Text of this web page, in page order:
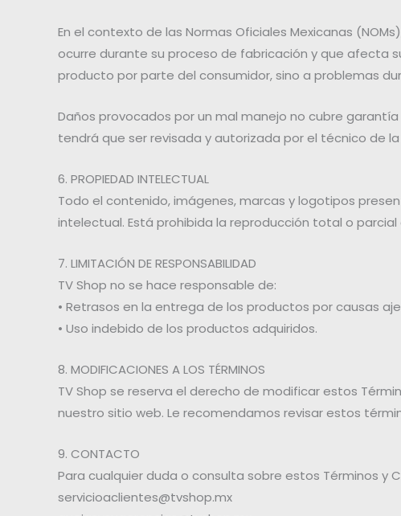
En el contexto de las Normas Oficiales Mexicanas
ocurre durante su proceso de fabricación y que afecta
producto por parte del consumidor, sino a problemas
Daños provocados por un mal manejo no cubre
tendrá que ser revisada y autorizada por el técnico de
6. PROPIEDAD INTELECTUAL
Todo el contenido, imágenes, marcas y logotipos
intelectual. Está prohibida la reproducción total o
7. LIMITACIÓN DE RESPONSABILIDAD
TV Shop no se hace responsable de:
• Retrasos en la entrega de los productos por causas
• Uso indebido de los productos adquiridos.
8. MODIFICACIONES A LOS TÉRMINOS
TV Shop se reserva el derecho de modificar estos
nuestro sitio web. Le recomendamos revisar estos
9. CONTACTO
Para cualquier duda o consulta sobre estos Términos
servicioaclientes@tvshop.mx